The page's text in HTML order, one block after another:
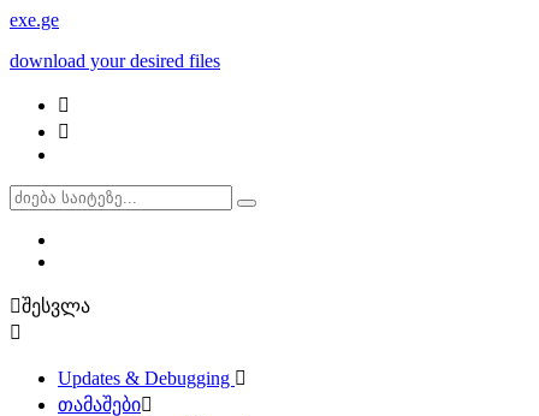
exe.ge
download your desired files
შესვლა
Updates & Debugging
თამაშები